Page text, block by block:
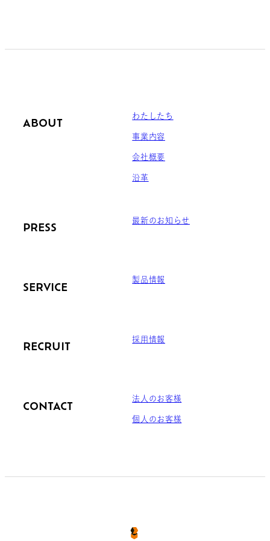
ABOUT
わたしたち
事業内容
会社概要
沿革
PRESS
最新のお知らせ
SERVICE
製品情報
RECRUIT
採用情報
CONTACT
法人のお客様
個人のお客様